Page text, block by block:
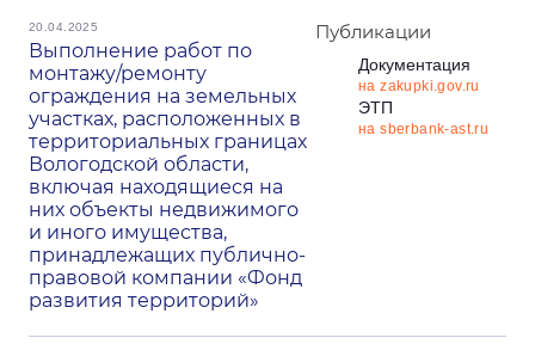
20.04.2025
Выполнение работ по
монтажу/ремонту
ограждения на земельных
участках, расположенных в
территориальных границах
Вологодской области,
включая находящиеся на
них объекты недвижимого
и иного имущества,
принадлежащих публично-
правовой компании «Фонд
развития территорий»
Публикации
Документация
на zakupki.gov.ru
ЭТП
на sberbank-ast.ru